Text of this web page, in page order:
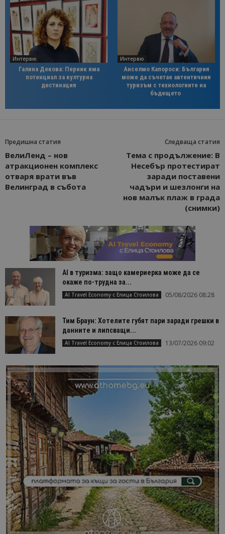
Интервю
Галина Декова: Перник има
потенциал за културна
дестинация
Интервю
Анселмо Капороси: България
може да съчетае автентичния
туризъм с технологиите на
бъдещето
Предишна статия
ВелиЛенд – нов
атракционен комплекс
отваря врати във
Велинград в събота
Следваща статия
Тема с продължение: В
Несебър протестират
заради поставени
чадъри и шезлонги на
нов малък плаж в града
(снимки)
AI в туризма: защо камериерка може да се
окаже по-трудна за...
AI Travel Economy с Елица Стоилова 05/08/2026 08:28
Тим Браун: Хотелите губят пари заради грешки в
данните и липсващи...
AI Travel Economy с Елица Стоилова 13/07/2026 09:02